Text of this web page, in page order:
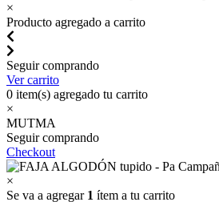
×
Producto agregado a carrito
Seguir comprando
Ver carrito
0 item(s) agregado tu carrito
×
MUTMA
Seguir comprando
Checkout
×
Se va a agregar 1 ítem a tu carrito